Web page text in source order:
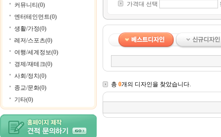
커뮤니티(0)
엔터테인먼트(0)
생활/가정(0)
레저/스포츠(0)
여행/세계정보(0)
경제/재테크(0)
사회/정치(0)
종교/문화(0)
기타(0)
가격대 선택
총 0개의 디자인을 찾았습니다.